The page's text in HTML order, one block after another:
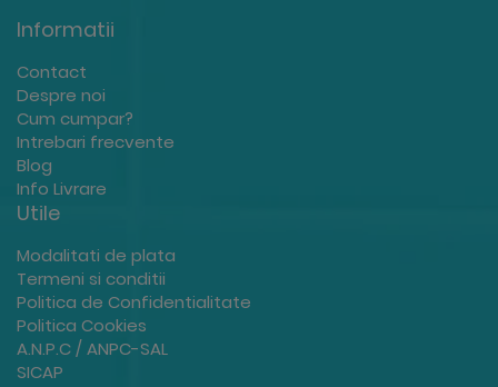
Informatii
Contact
Despre noi
Cum cumpar?
Intrebari frecvente
Blog
Info Livrare
Utile
Modalitati de plata
Termeni si conditii
Politica de Confidentialitate
Politica Cookies
A.N.P.C / ANPC-SAL
SICAP